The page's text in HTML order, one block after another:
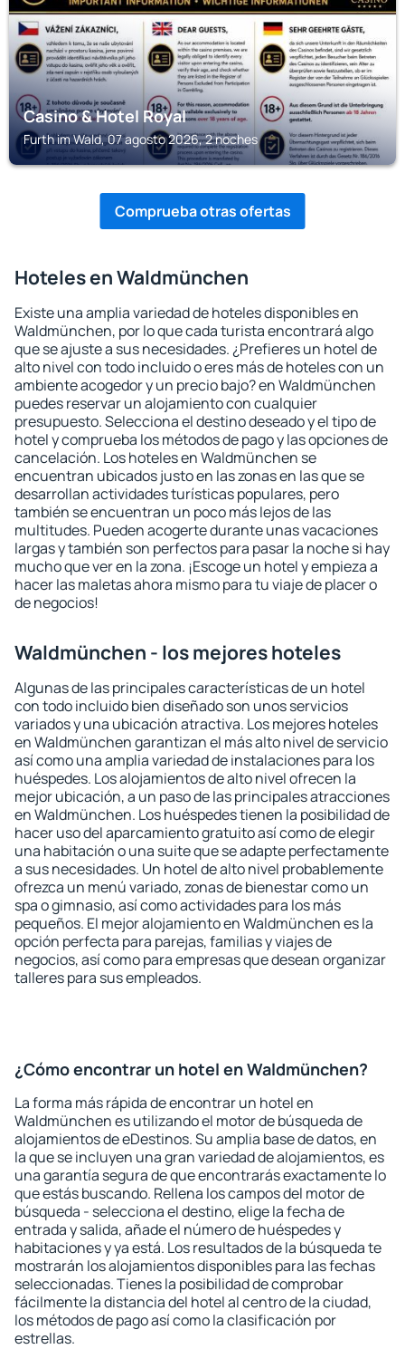
Casino & Hotel Royal
Furth im Wald, 07 agosto 2026, 2 noches
Comprueba otras ofertas
Hoteles en Waldmünchen
Existe una amplia variedad de hoteles disponibles en
Waldmünchen, por lo que cada turista encontrará algo
que se ajuste a sus necesidades. ¿Prefieres un hotel de
alto nivel con todo incluido o eres más de hoteles con un
ambiente acogedor y un precio bajo? en Waldmünchen
puedes reservar un alojamiento con cualquier
presupuesto. Selecciona el destino deseado y el tipo de
hotel y comprueba los métodos de pago y las opciones de
cancelación. Los hoteles en Waldmünchen se
encuentran ubicados justo en las zonas en las que se
desarrollan actividades turísticas populares, pero
también se encuentran un poco más lejos de las
multitudes. Pueden acogerte durante unas vacaciones
largas y también son perfectos para pasar la noche si hay
mucho que ver en la zona. ¡Escoge un hotel y empieza a
hacer las maletas ahora mismo para tu viaje de placer o
de negocios!
Waldmünchen - los mejores hoteles
Algunas de las principales características de un hotel
con todo incluido bien diseñado son unos servicios
variados y una ubicación atractiva. Los mejores hoteles
en Waldmünchen garantizan el más alto nivel de servicio
así como una amplia variedad de instalaciones para los
huéspedes. Los alojamientos de alto nivel ofrecen la
mejor ubicación, a un paso de las principales atracciones
en Waldmünchen. Los huéspedes tienen la posibilidad de
hacer uso del aparcamiento gratuito así como de elegir
una habitación o una suite que se adapte perfectamente
a sus necesidades. Un hotel de alto nivel probablemente
ofrezca un menú variado, zonas de bienestar como un
spa o gimnasio, así como actividades para los más
pequeños. El mejor alojamiento en Waldmünchen es la
opción perfecta para parejas, familias y viajes de
negocios, así como para empresas que desean organizar
talleres para sus empleados.
¿Cómo encontrar un hotel en Waldmünchen?
La forma más rápida de encontrar un hotel en
Waldmünchen es utilizando el motor de búsqueda de
alojamientos de eDestinos. Su amplia base de datos, en
la que se incluyen una gran variedad de alojamientos, es
una garantía segura de que encontrarás exactamente lo
que estás buscando. Rellena los campos del motor de
búsqueda - selecciona el destino, elige la fecha de
entrada y salida, añade el número de huéspedes y
habitaciones y ya está. Los resultados de la búsqueda te
mostrarán los alojamientos disponibles para las fechas
seleccionadas. Tienes la posibilidad de comprobar
fácilmente la distancia del hotel al centro de la ciudad,
los métodos de pago así como la clasificación por
estrellas.